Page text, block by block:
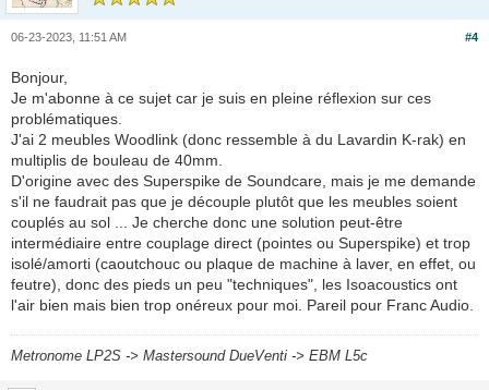
#4
06-23-2023, 11:51 AM
Bonjour,
Je m'abonne à ce sujet car je suis en pleine réflexion sur ces
problématiques.
J'ai 2 meubles Woodlink (donc ressemble à du Lavardin K-rak) en
multiplis de bouleau de 40mm.
D'origine avec des Superspike de Soundcare, mais je me demande
s'il ne faudrait pas que je découple plutôt que les meubles soient
couplés au sol ... Je cherche donc une solution peut-être
intermédiaire entre couplage direct (pointes ou Superspike) et trop
isolé/amorti (caoutchouc ou plaque de machine à laver, en effet, ou
feutre), donc des pieds un peu "techniques", les Isoacoustics ont
l'air bien mais bien trop onéreux pour moi. Pareil pour Franc Audio.
Metronome LP2S -> Mastersound DueVenti -> EBM L5c